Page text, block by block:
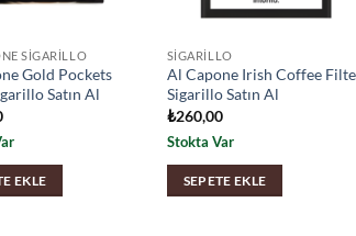
SIGARILLO
Gold Pockets
Satın Al
EKLE
SIGARILLO
Al Capone Irish Coffee
Sigarillo Satın Al
₺260,00
Stokta Var
SEPETE EKLE